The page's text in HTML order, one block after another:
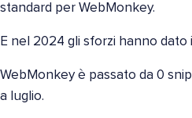
standard per WebMonkey.
E nel 2024 gli sforzi hanno dato
WebMonkey è passato da 0
a luglio.